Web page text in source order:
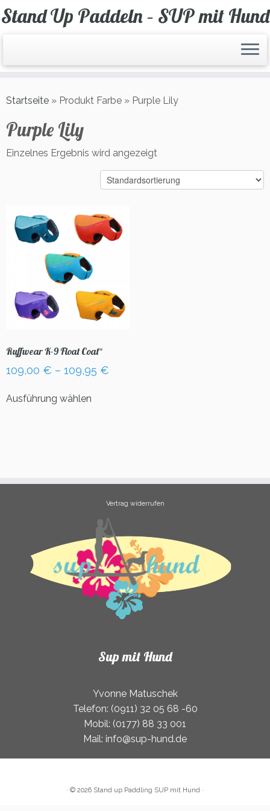
Zum
Inhalt
Stand Up Paddeln – SUP mit Hund
Startseite » Produkt Farbe » Purple Lily
Purple Lily
Einzelnes Ergebnis wird angezeigt
Ruffwear K-9 Float Coat™
109,00 € – 109,95 €
Ausführung wählen
Optionen
der
Produktseite
gewählt
werden
Vertrag widerrufen
Sup mit Hund
Yvonne Matuschek
Telefon: (0911) 32 05 68 -60
Mobil: (0177) 88 33 001
Mail: info@sup-hund.de
· © 2026 Stand up Paddling SUP mit Hund ·